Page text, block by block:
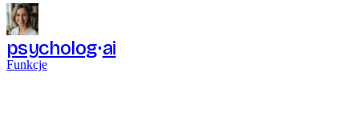
psycholog ai
Funkcje